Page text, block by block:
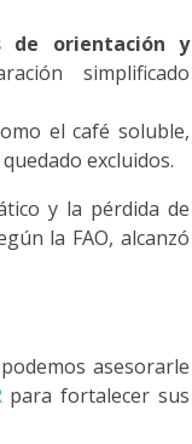
de orientación y
simplificado
el café soluble,
excluidos.
y la pérdida de
la FAO, alcanzó
asesorarle
para fortalecer sus